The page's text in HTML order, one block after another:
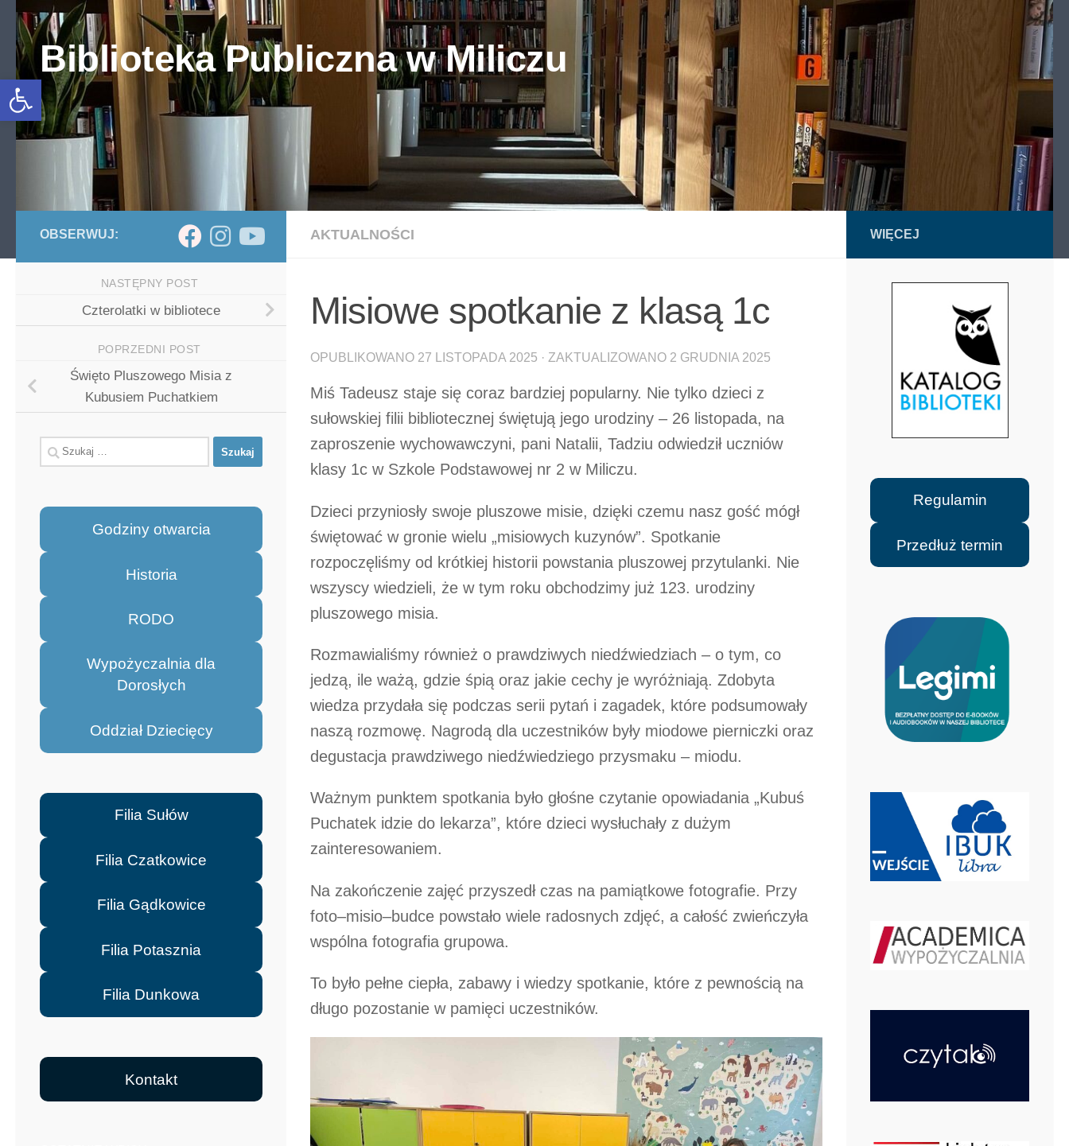
Otwórz pasek narzędzi
Skip to content
Biblioteka Publiczna w Miliczu
AKTUALNOŚCI
Misiowe spotkanie z klasą 1c
OPUBLIKOWANO 27 LISTOPADA 2025 · ZAKTUALIZOWANO 2 GRUDNIA 2025
Miś Tadeusz staje się coraz bardziej popularny. Nie tylko dzieci z
sułowskiej filii bibliotecznej świętują jego urodziny – 26 listopada, na
zaproszenie wychowawczyni, pani Natalii, Tadziu odwiedził uczniów
klasy 1c w Szkole Podstawowej nr 2 w Miliczu.
Dzieci przyniosły swoje pluszowe misie, dzięki czemu nasz gość mógł
świętować w gronie wielu „misiowych kuzynów”. Spotkanie
rozpoczęliśmy od krótkiej historii powstania pluszowej przytulanki. Nie
wszyscy wiedzieli, że w tym roku obchodzimy już 123. urodziny
pluszowego misia.
Rozmawialiśmy również o prawdziwych niedźwiedziach – o tym, co
jedzą, ile ważą, gdzie śpią oraz jakie cechy je wyróżniają. Zdobyta
wiedza przydała się podczas serii pytań i zagadek, które podsumowały
naszą rozmowę. Nagrodą dla uczestników były miodowe pierniczki oraz
degustacja prawdziwego niedźwiedziego przysmaku – miodu.
Ważnym punktem spotkania było głośne czytanie opowiadania „Kubuś
Puchatek idzie do lekarza”, które dzieci wysłuchały z dużym
zainteresowaniem.
Na zakończenie zajęć przyszedł czas na pamiątkowe fotografie. Przy
foto–misio–budce powstało wiele radosnych zdjęć, a całość zwieńczyła
wspólna fotografia grupowa.
To było pełne ciepła, zabawy i wiedzy spotkanie, które z pewnością na
długo pozostanie w pamięci uczestników.
OBSERWUJ:
NASTĘPNY POST
Czterolatki w bibliotece
POPRZEDNI POST
Święto Pluszowego Misia z
Kubusiem Puchatkiem
Szukaj:
Godziny otwarcia
Historia
RODO
Wypożyczalnia dla
Dorosłych
Oddział Dziecięcy
Filia Sułów
Filia Czatkowice
Filia Gądkowice
Filia Potasznia
Filia Dunkowa
Kontakt
WIĘCEJ
Regulamin
Przedłuż termin